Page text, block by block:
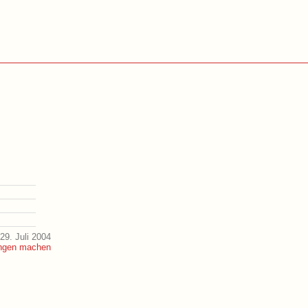
Juli 2004